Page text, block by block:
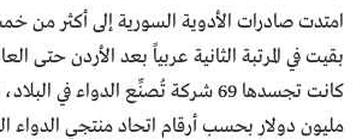
امتدت صادرات الأدوية السورية إلى أكثر من